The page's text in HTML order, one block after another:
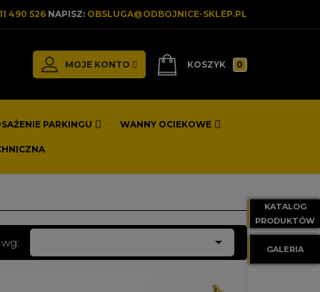
490 526 NAPISZ: OBSLUGA@ODBOJNICE-SKLEP.PL
KOSZYK 0
MOJE KONTO
PARKINGU WANNY OCIEKOWE

KATALOG
PRODUKTÓW
GALERIA